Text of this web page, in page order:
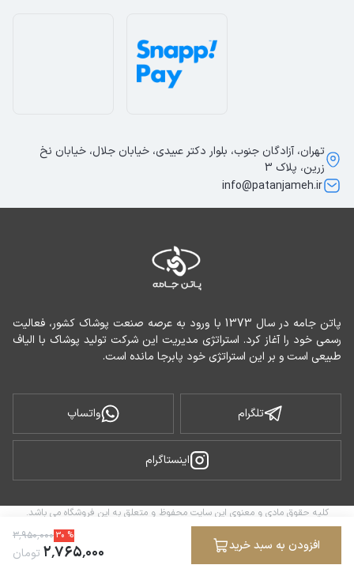
افزودن به سبد خرید
۳٬۹۵۰٬۰۰۰ 30 %
۲٬۷۶۵٬۰۰۰ تومان
طبیعی است و بر این استراتژی خود پابرجا مانده است.
تلگرام واتساپ
اینستاگرام
تهران، آزادگان جنوب، بلوار دکتر عبیدی، خیابان جلال، خیابان نخ
زرین، پلاک 3
info@patanjameh.ir
کلیه حقوق مادی و معنوی این سایت محفوظ و متعلق به این فروشگاه می باشد.
ساخته شده توسط